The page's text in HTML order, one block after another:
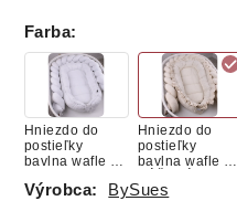
Farba:
Hniezdo do
postieľky
bavlna wafle -
Hniezdo do
postieľky
bavlna wafle -
Výrobca: BySues